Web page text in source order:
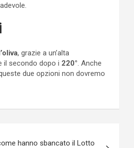
, grazie a un’alta
il secondo dopo i 220° . Anche
due opzioni non dovremo
hanno sbancato il Lotto